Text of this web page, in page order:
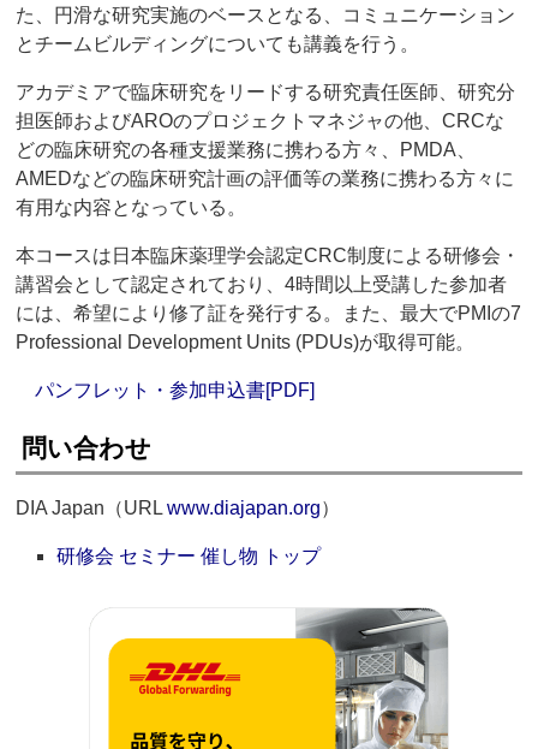
た、円滑な研究実施のベースとなる、コミュニケーション
とチームビルディングについても講義を行う。
アカデミアで臨床研究をリードする研究責任医師、研究分
担医師およびAROのプロジェクトマネジャの他、CRCな
どの臨床研究の各種支援業務に携わる方々、PMDA、
AMEDなどの臨床研究計画の評価等の業務に携わる方々に
有用な内容となっている。
本コースは日本臨床薬理学会認定CRC制度による研修会・
講習会として認定されており、4時間以上受講した参加者
には、希望により修了証を発行する。また、最大でPMIの7
Professional Development Units (PDUs)が取得可能。
パンフレット・参加申込書[PDF]
問い合わせ
DIA Japan（URLwww.diajapan.org）
研修会 セミナー 催し物 トップ